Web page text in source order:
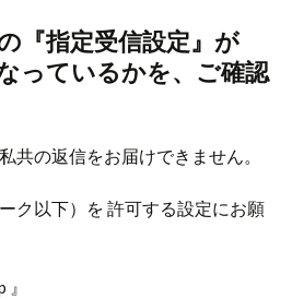
『指定受信設定』が
っているかを、ご確認
共の返信をお届けできません。
ク以下）を 許可する設定にお願